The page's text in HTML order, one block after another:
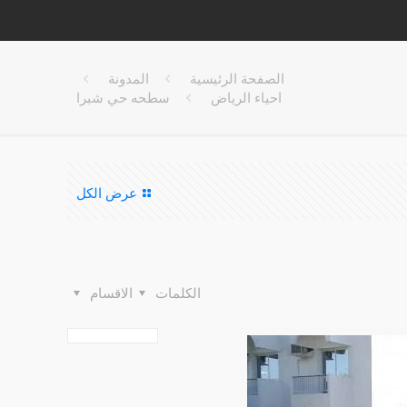
الصفحة الرئيسية
المدونة
احياء الرياض
سطحه حي شبرا
عرض الكل
الاقسام الكلمات